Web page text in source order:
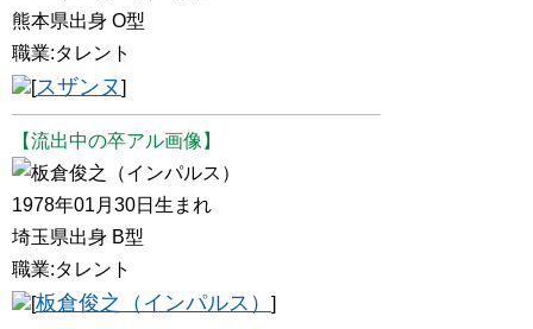
熊本県出身 O型
職業:タレント
[スザンヌ]
【流出中の卒アル画像】
板倉俊之（インパルス）
1978年01月30日生まれ
埼玉県出身 B型
職業:タレント
[板倉俊之（インパルス） ]